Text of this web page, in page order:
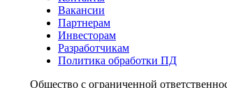
Вакансии
Партнерам
Инвесторам
Разработчикам
Политика обработки ПД
Общество с ограниченной